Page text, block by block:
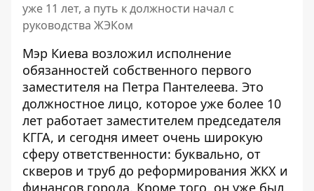
уже 11 лет, а путь к должности начал с
руководства ЖЭКом
Мэр Киева возложил исполнение
обязанностей собственного первого
заместителя на Петра Пантелеева. Это
должностное лицо, которое уже более 10
лет работает заместителем председателя
КГГА, и сегодня имеет очень широкую
сферу ответственности: буквально, от
скверов и труб до реформирования ЖКХ и
финансов города. Кроме того, он уже был